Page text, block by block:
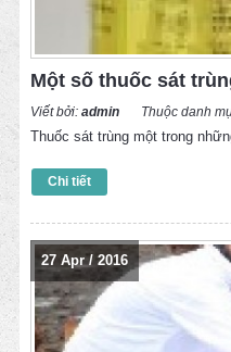
Một số thuốc sát
Viết bởi: admin Thuộc danh
Thuốc sát trùng một trong
Chi tiết
27 Apr/ 2016